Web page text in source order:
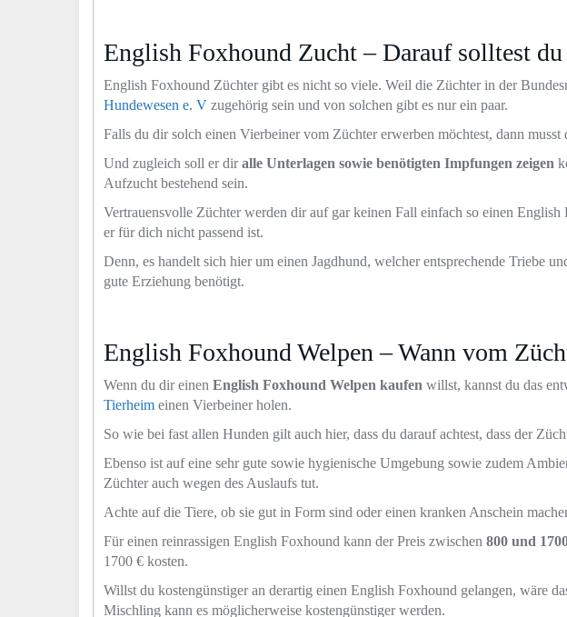
English Foxhound Zucht – Darauf solltest du
English Foxhound Züchter gibt es nicht so viele. Weil die Züchter in der
Hundewesen e. V zugehörig sein und von solchen gibt es nur ein paar.
Falls du dir solch einen Vierbeiner vom Züchter erwerben möchtest, dann
Und zugleich soll er diralle Unterlagen sowie benötigten Impfungen zeigen
Aufzucht bestehend sein.
Vertrauensvolle Züchter werden dir auf gar keinen Fall einfach so einen
er für dich nicht passend ist.
Denn, es handelt sich hier um einen Jagdhund, welcher entsprechende Triebe
gute Erziehung benötigt.
English Foxhound Welpen – Wann vom
Wenn du dir einen English Foxhound Welpen kaufen willst, kannst du das
Tierheim einen Vierbeiner holen.
So wie bei fast allen Hunden gilt auch hier, dass du darauf achtest, dass der
Ebenso ist auf eine sehr gute sowie hygienische Umgebung sowie zudem
Züchter auch wegen des Auslaufs tut.
Achte auf die Tiere, ob sie gut in Form sind oder einen kranken Anschein
Für einen reinrassigen English Foxhound kann der Preis zwischen 800 und
1700 € kosten.
Willst du kostengünstiger an derartig einen English Foxhound gelangen, wäre
Mischling kann es möglicherweise kostengünstiger werden.